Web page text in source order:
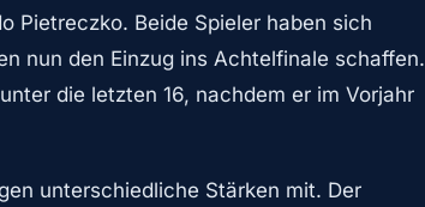
Pietreczko. Beide Spieler haben sich
nun den Einzug ins Achtelfinale schaffen.
die letzten 16, nachdem er im Vorjahr
unterschiedliche Stärken mit. Der